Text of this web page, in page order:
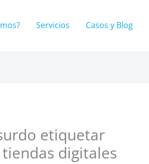
Servicios Casos y Blog
etiquetar
digitales